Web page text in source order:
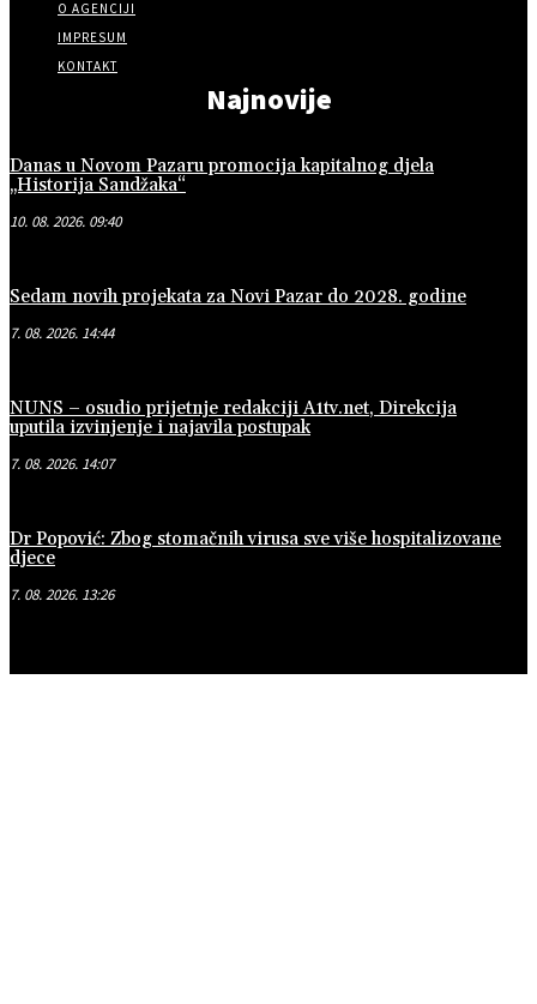
O AGENCIJI
IMPRESUM
KONTAKT
Najnovije
Danas u Novom Pazaru promocija kapitalnog djela
„Historija Sandžaka“
10. 08. 2026. 09:40
Sedam novih projekata za Novi Pazar do 2028. godine
7. 08. 2026. 14:44
NUNS – osudio prijetnje redakciji A1tv.net, Direkcija
uputila izvinjenje i najavila postupak
7. 08. 2026. 14:07
Dr Popović: Zbog stomačnih virusa sve više hospitalizovane
djece
7. 08. 2026. 13:26